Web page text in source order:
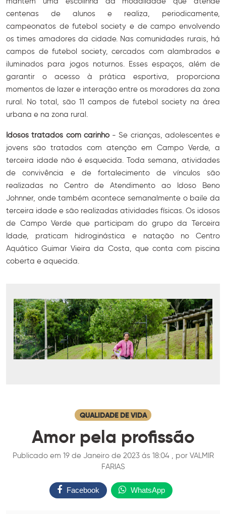
centenas de alunos e realiza, periodicamente,
campeonatos de futebol society e de campo envolvendo
os times amadores da cidade. Nas comunidades rurais, há
campos de futebol society, cercados com alambrados e
iluminados para jogos noturnos. Esses espaços, além de
garantir o acesso à prática esportiva, proporciona
momentos de lazer e interação entre os moradores da zona
rural. No total, são 11 campos de futebol society na área
urbana e na zona rural.
Idosos tratados com carinho- Se crianças, adolescentes e
jovens são tratados com atenção em Campo Verde, a
terceira idade não é esquecida. Toda semana, atividades
de convivência e de fortalecimento de vínculos são
realizadas no Centro de Atendimento ao Idoso Beno
Johnner, onde também acontece semanalmente o baile da
terceira idade e são realizadas atividades físicas. Os idosos
de Campo Verde que participam do grupo da Terceira
Idade, praticam hidroginástica e natação no Centro
Aquático Guimar Vieira da Costa, que conta com piscina
coberta e aquecida.
QUALIDADE DE VIDA
Amor pela profissão
Publicado em 19 de Janeiro de 2023 ás 18:04 , por VALMIR
FARIAS
Facebook WhatsApp